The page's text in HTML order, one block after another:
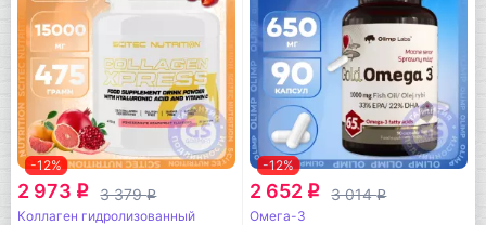
-12%
2 973 q 3 379q
Коллаген гидролизованный
-12%
2 652 q 3 014q
Омега-3